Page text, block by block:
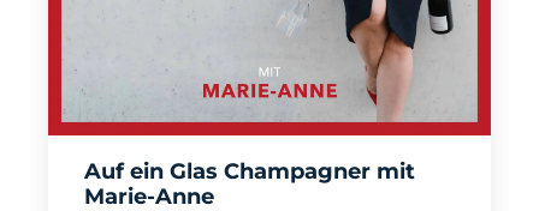
Auf ein Glas Champagner mit
Marie-Anne